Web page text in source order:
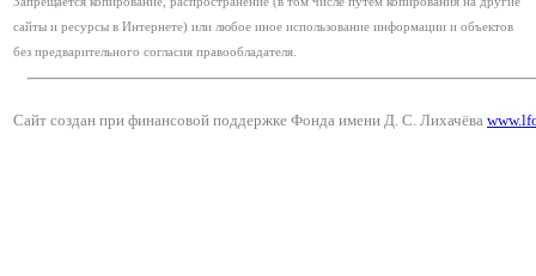
сайты и ресурсы в Интернете) или любое иное использование информации и объектов
без предварительного согласия правообладателя.
Сайт создан при финансовой поддержке Фонда имени Д. С. Лихачёва